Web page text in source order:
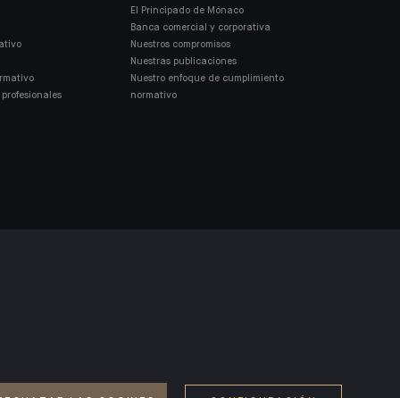
El Principado de Mónaco
Banca comercial y corporativa
Nuestros compromisos
Nuestras publicaciones
Nuestro enfoque de cumplimiento
normativo